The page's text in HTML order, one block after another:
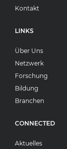
Kontakt
LINKS
Über Uns
Netzwerk
Forschung
Bildung
Branchen
CONNECTED
Aktuelles